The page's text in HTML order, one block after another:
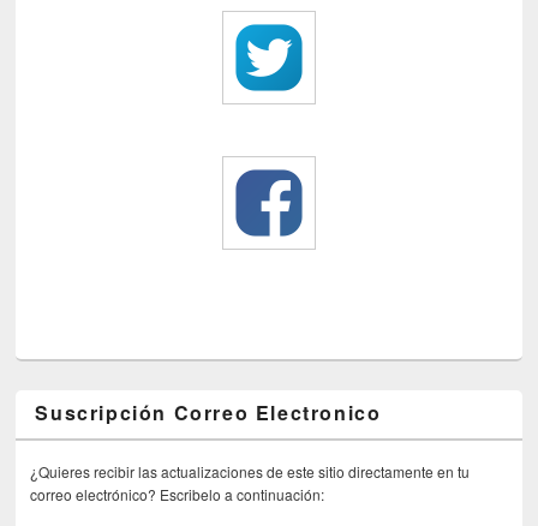
Suscripción Correo Electronico
¿Quieres recibir las actualizaciones de este sitio directamente en tu
correo electrónico? Escribelo a continuación: